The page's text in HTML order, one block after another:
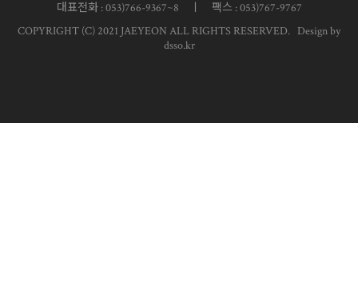
대표전화 : 053)766-9367~8 ㅣ 팩스 : 053)767-9767
COPYRIGHT (C) 2021 JAEYEON ALL RIGHTS RESERVED. Design by
dsso.kr